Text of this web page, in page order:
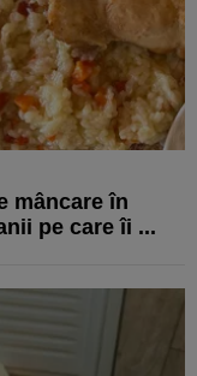
mâncare în
pe care îi ...